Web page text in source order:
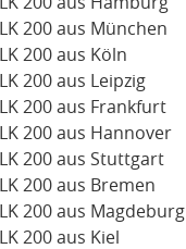
200 aus München
200 aus Köln
200 aus Leipzig
200 aus Frankfurt
200 aus Hannover
200 aus Stuttgart
200 aus Bremen
200 aus Magdeburg
200 aus Kiel